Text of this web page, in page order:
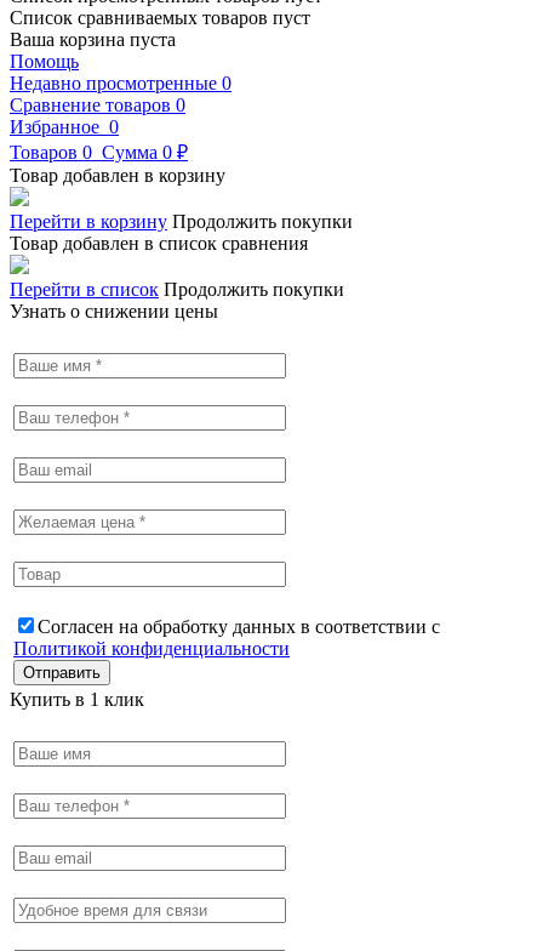
Список сравниваемых товаров пуст
Ваша корзина пуста
Помощь
Недавно просмотренные 0
Сравнение товаров 0
Избранное 0
Товаров 0 Сумма 0 ₽
Товар добавлен в корзину
Перейти в корзину Продолжить покупки
Товар добавлен в список сравнения
Перейти в список Продолжить покупки
Узнать о снижении цены
Согласен на обработку данных в соответствии с
Политикой конфиденциальности
Купить в 1 клик